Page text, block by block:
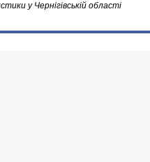
у Чернігівській області